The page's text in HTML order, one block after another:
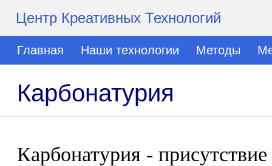
Центр Креативных Технологий
Главная Наши технологии Методы
Карбонатурия
Карбонатурия -